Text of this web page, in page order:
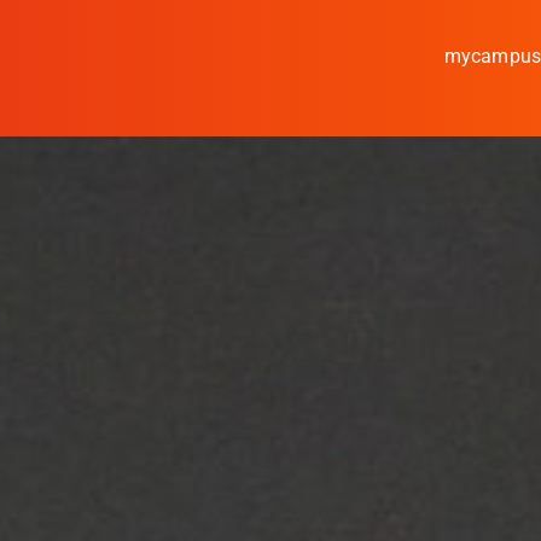
mycampus
Studieren